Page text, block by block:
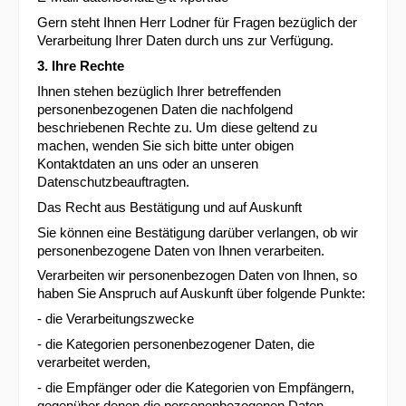
Gern steht Ihnen Herr Lodner für Fragen bezüglich der
Verarbeitung Ihrer Daten durch uns zur Verfügung.
3. Ihre Rechte
Ihnen stehen bezüglich Ihrer betreffenden
personenbezogenen Daten die nachfolgend
beschriebenen Rechte zu. Um diese geltend zu
machen, wenden Sie sich bitte unter obigen
Kontaktdaten an uns oder an unseren
Datenschutzbeauftragten.
Das Recht aus Bestätigung und auf Auskunft
Sie können eine Bestätigung darüber verlangen, ob wir
personenbezogene Daten von Ihnen verarbeiten.
Verarbeiten wir personenbezogen Daten von Ihnen, so
haben Sie Anspruch auf Auskunft über folgende Punkte:
- die Verarbeitungszwecke
- die Kategorien personenbezogener Daten, die
verarbeitet werden,
- die Empfänger oder die Kategorien von Empfängern,